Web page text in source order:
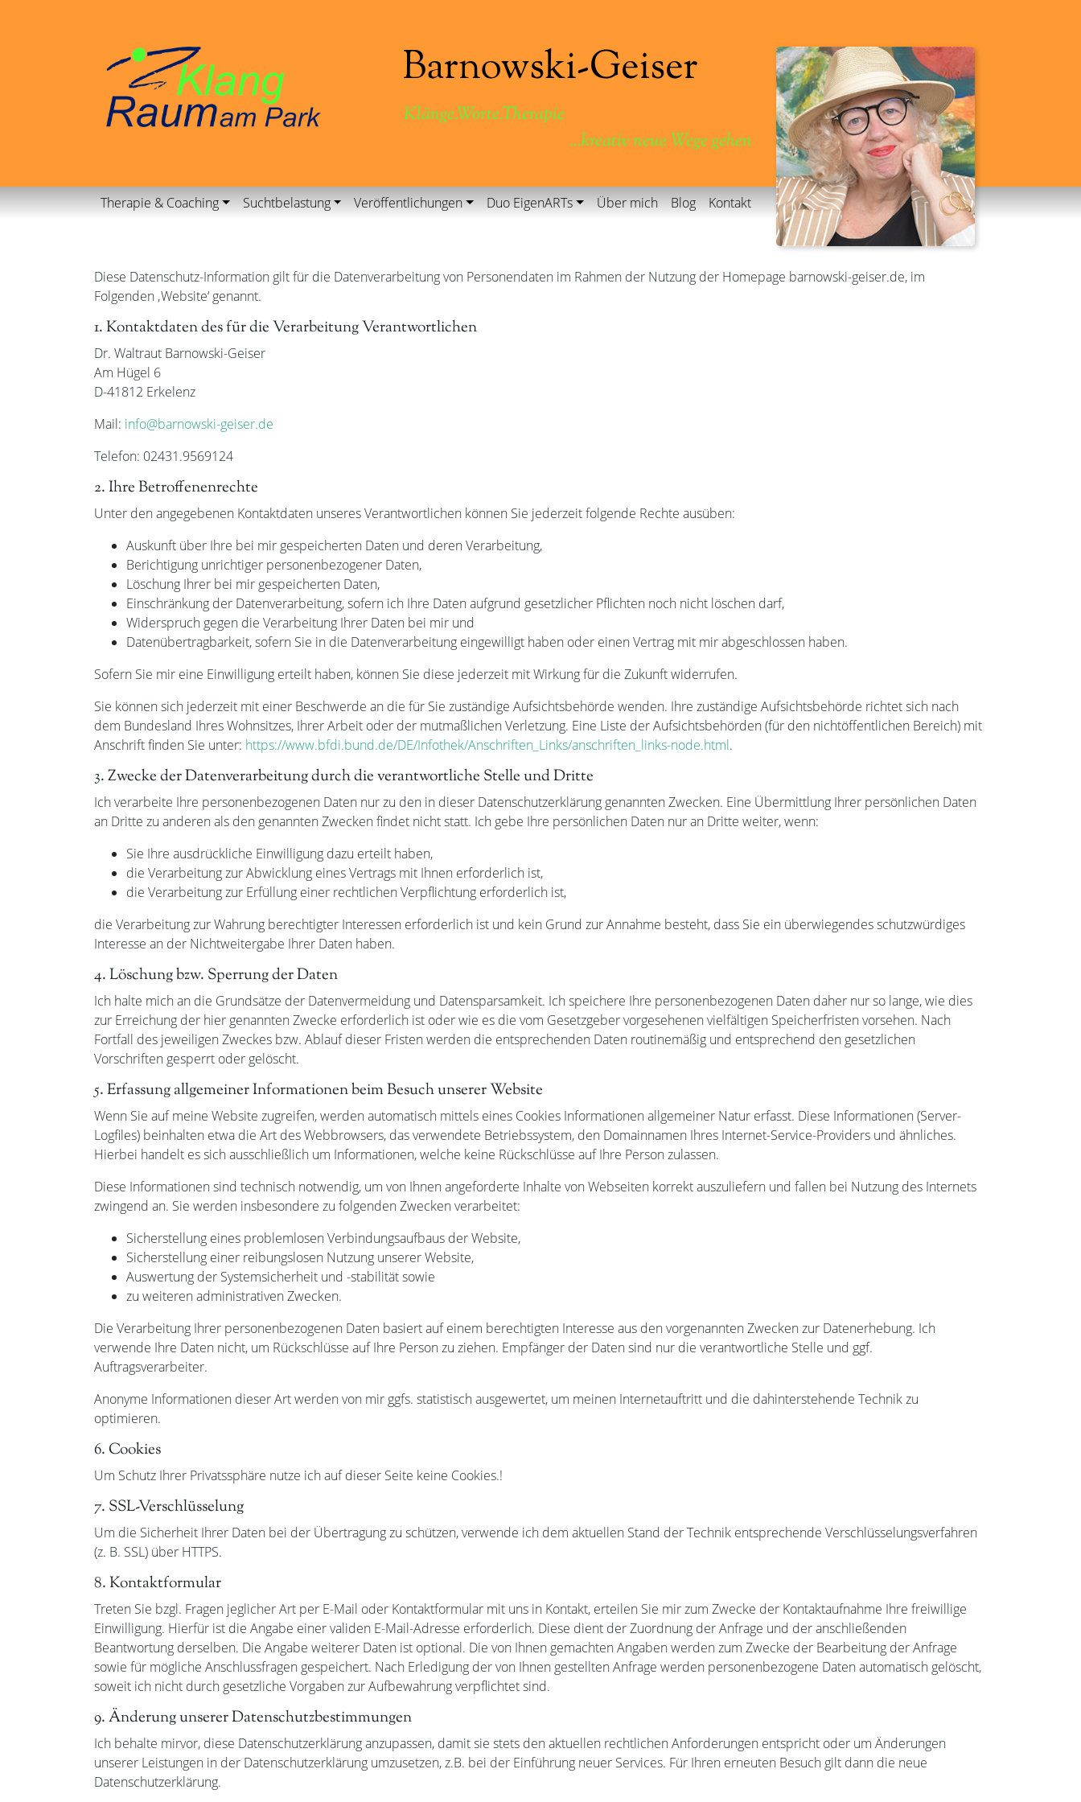
Klänge.Worte.Therapie
...kreativ neue Wege gehen
Therapie & Coaching Suchtbelastung Veröffentlichungen Duo EigenARTs Über mich Blog Kontakt
Diese Datenschutz-Information gilt für die Datenverarbeitung von Personendaten im Rahmen der Nutzung der Homepage barnowski-geiser.de, im
Folgenden ‚Website‘ genannt.
1. Kontaktdaten des für die Verarbeitung Verantwortlichen
Dr. Waltraut Barnowski-Geiser
Am Hügel 6
D-41812 Erkelenz
Mail: info@barnowski-geiser.de
Telefon: 02431.9569124
2. Ihre Betroffenenrechte
Unter den angegebenen Kontaktdaten unseres Verantwortlichen können Sie jederzeit folgende Rechte ausüben:
Auskunft über Ihre bei mir gespeicherten Daten und deren Verarbeitung,
Berichtigung unrichtiger personenbezogener Daten,
Löschung Ihrer bei mir gespeicherten Daten,
Einschränkung der Datenverarbeitung, sofern ich Ihre Daten aufgrund gesetzlicher Pflichten noch nicht löschen darf,
Widerspruch gegen die Verarbeitung Ihrer Daten bei mir und
Datenübertragbarkeit, sofern Sie in die Datenverarbeitung eingewilligt haben oder einen Vertrag mit mir abgeschlossen haben.
Sofern Sie mir eine Einwilligung erteilt haben, können Sie diese jederzeit mit Wirkung für die Zukunft widerrufen.
Sie können sich jederzeit mit einer Beschwerde an die für Sie zuständige Aufsichtsbehörde wenden. Ihre zuständige Aufsichtsbehörde richtet sich nach
dem Bundesland Ihres Wohnsitzes, Ihrer Arbeit oder der mutmaßlichen Verletzung. Eine Liste der Aufsichtsbehörden (für den nichtöffentlichen Bereich) mit
Anschrift finden Sie unter: https://www.bfdi.bund.de/DE/Infothek/Anschriften_Links/anschriften_links-node.html.
3. Zwecke der Datenverarbeitung durch die verantwortliche Stelle und Dritte
Ich verarbeite Ihre personenbezogenen Daten nur zu den in dieser Datenschutzerklärung genannten Zwecken. Eine Übermittlung Ihrer persönlichen Daten
an Dritte zu anderen als den genannten Zwecken findet nicht statt. Ich gebe Ihre persönlichen Daten nur an Dritte weiter, wenn:
Sie Ihre ausdrückliche Einwilligung dazu erteilt haben,
die Verarbeitung zur Abwicklung eines Vertrags mit Ihnen erforderlich ist,
die Verarbeitung zur Erfüllung einer rechtlichen Verpflichtung erforderlich ist,
die Verarbeitung zur Wahrung berechtigter Interessen erforderlich ist und kein Grund zur Annahme besteht, dass Sie ein überwiegendes schutzwürdiges
Interesse an der Nichtweitergabe Ihrer Daten haben.
4. Löschung bzw. Sperrung der Daten
Ich halte mich an die Grundsätze der Datenvermeidung und Datensparsamkeit. Ich speichere Ihre personenbezogenen Daten daher nur so lange, wie dies
zur Erreichung der hier genannten Zwecke erforderlich ist oder wie es die vom Gesetzgeber vorgesehenen vielfältigen Speicherfristen vorsehen. Nach
Fortfall des jeweiligen Zweckes bzw. Ablauf dieser Fristen werden die entsprechenden Daten routinemäßig und entsprechend den gesetzlichen
Vorschriften gesperrt oder gelöscht.
5. Erfassung allgemeiner Informationen beim Besuch unserer Website
Wenn Sie auf meine Website zugreifen, werden automatisch mittels eines Cookies Informationen allgemeiner Natur erfasst. Diese Informationen (Server-
Logfiles) beinhalten etwa die Art des Webbrowsers, das verwendete Betriebssystem, den Domainnamen Ihres Internet-Service-Providers und ähnliches.
Hierbei handelt es sich ausschließlich um Informationen, welche keine Rückschlüsse auf Ihre Person zulassen.
Diese Informationen sind technisch notwendig, um von Ihnen angeforderte Inhalte von Webseiten korrekt auszuliefern und fallen bei Nutzung des Internets
zwingend an. Sie werden insbesondere zu folgenden Zwecken verarbeitet:
Sicherstellung eines problemlosen Verbindungsaufbaus der Website,
Sicherstellung einer reibungslosen Nutzung unserer Website,
Auswertung der Systemsicherheit und -stabilität sowie
zu weiteren administrativen Zwecken.
Die Verarbeitung Ihrer personenbezogenen Daten basiert auf einem berechtigten Interesse aus den vorgenannten Zwecken zur Datenerhebung. Ich
verwende Ihre Daten nicht, um Rückschlüsse auf Ihre Person zu ziehen. Empfänger der Daten sind nur die verantwortliche Stelle und ggf.
Auftragsverarbeiter.
Anonyme Informationen dieser Art werden von mir ggfs. statistisch ausgewertet, um meinen Internetauftritt und die dahinterstehende Technik zu
optimieren.
6. Cookies
Um Schutz Ihrer Privatssphäre nutze ich auf dieser Seite keine Cookies.!
7. SSL-Verschlüsselung
Um die Sicherheit Ihrer Daten bei der Übertragung zu schützen, verwende ich dem aktuellen Stand der Technik entsprechende Verschlüsselungsverfahren
(z. B. SSL) über HTTPS.
8. Kontaktformular
Treten Sie bzgl. Fragen jeglicher Art per E-Mail oder Kontaktformular mit uns in Kontakt, erteilen Sie mir zum Zwecke der Kontaktaufnahme Ihre freiwillige
Einwilligung. Hierfür ist die Angabe einer validen E-Mail-Adresse erforderlich. Diese dient der Zuordnung der Anfrage und der anschließenden
Beantwortung derselben. Die Angabe weiterer Daten ist optional. Die von Ihnen gemachten Angaben werden zum Zwecke der Bearbeitung der Anfrage
sowie für mögliche Anschlussfragen gespeichert. Nach Erledigung der von Ihnen gestellten Anfrage werden personenbezogene Daten automatisch gelöscht,
soweit ich nicht durch gesetzliche Vorgaben zur Aufbewahrung verpflichtet sind.
9. Änderung unserer Datenschutzbestimmungen
Ich behalte mirvor, diese Datenschutzerklärung anzupassen, damit sie stets den aktuellen rechtlichen Anforderungen entspricht oder um Änderungen
unserer Leistungen in der Datenschutzerklärung umzusetzen, z.B. bei der Einführung neuer Services. Für Ihren erneuten Besuch gilt dann die neue
Datenschutzerklärung.